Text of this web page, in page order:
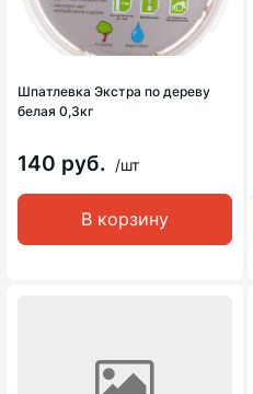
Шпатлевка Экстра по дереву
белая 0,3кг
140 руб. /шт
В корзину